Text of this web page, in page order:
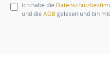
Ich habe die
und die AGB gelesen und bin